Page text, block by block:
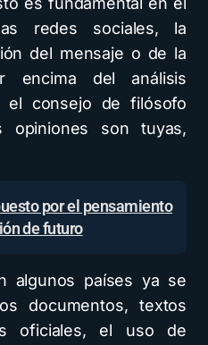
redes sociales, la
del mensaje o de la
encima del análisis
el consejo de filósofo
opiniones son tuyas,
por el pensamiento
de futuro
algunos países ya se
documentos, textos
oficiales, el uso de